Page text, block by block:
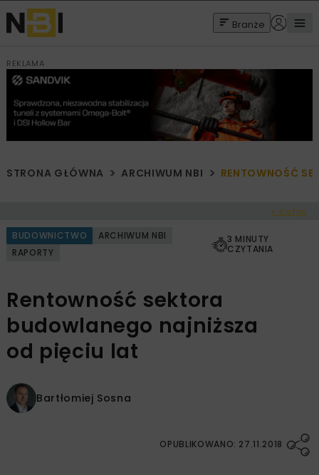
Branże
REKLAMA
STRONA GŁÓWNA ARCHIWUM NBI RENTOWNOŚĆ
< Cofnij
BUDOWNICTWO
ARCHIWUM NBI
RAPORTY
3 MINUTY
CZYTANIA
Rentowność sektora
budowlanego najniższa
od pięciu lat
Bartłomiej Sosna
OPUBLIKOWANO: 27.11.2018